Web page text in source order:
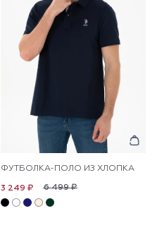
ФУТБОЛКА-ПОЛО ИЗ ХЛОПКА
6 499 ₽
3 249 ₽